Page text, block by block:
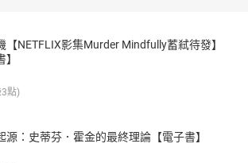
的智慧／全正文
版
語版
一位孤兒名字叫做巫瑪斯，小時候過著快樂幸
的時候，有一天父母親上山工作，卻遇到強烈
石流掩埋而罹難。
，生活得不到任何的援助，獨自一人過著無依
【NETFLIX影集Murder Mindfully蓄弒待發】
】
3點)
源：史蒂芬．霍金的最終理論【電子書】